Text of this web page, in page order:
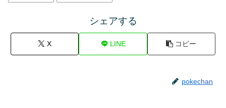
シェアする
X LINE コピー
pokechan